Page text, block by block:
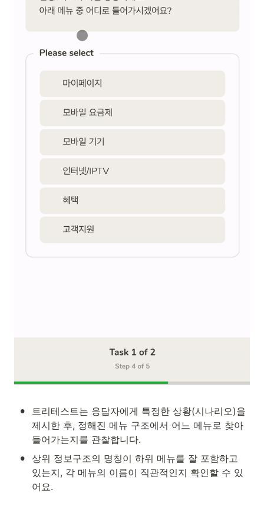
•
트리테스트는 응답자에게 특정한 상황(시나리오)을
제시한 후, 정해진 메뉴 구조에서 어느 메뉴로 찾아
들어가는지를 관찰합니다.
•
상위 정보구조의 명칭이 하위 메뉴를 잘 포함하고
있는지, 각 메뉴의 이름이 직관적인지 확인할 수 있
어요.